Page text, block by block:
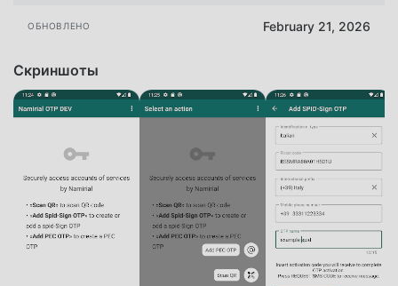
ОБНОВЛЕНО February 21, 2026
Скриншоты